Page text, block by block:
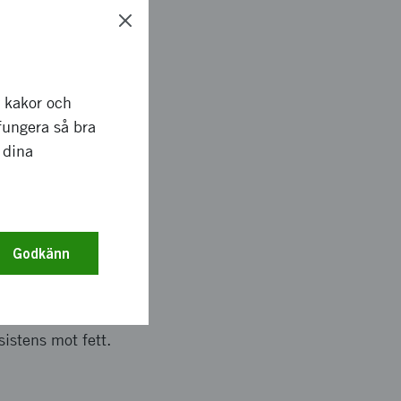
ger inte
kunna ersätta
och
planerna.
mot fett.
och
så bra
Godkänn